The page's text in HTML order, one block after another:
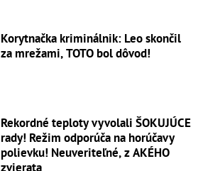
Korytnačka kriminálnik: Leo skončil
za mrežami, TOTO bol dôvod!
Rekordné teploty vyvolali ŠOKUJÚCE
rady! Režim odporúča na horúčavy
polievku! Neuveriteľné, z AKÉHO
zvierata